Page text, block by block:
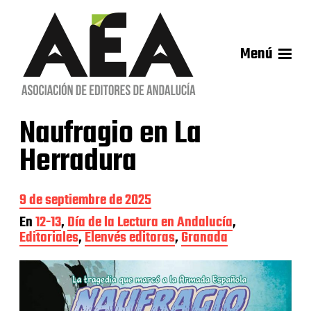
Menú
Naufragio en La
Herradura
F
e
c
h
a
9 de septiembre de 2025
En12-13,Día de la Lectura en Andalucía,
Editoriales,Elenvés editoras,Granada